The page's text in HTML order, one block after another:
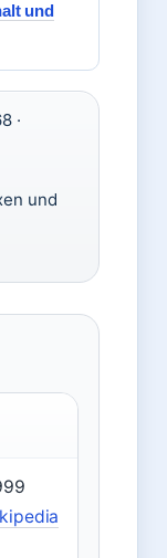
und
·
und